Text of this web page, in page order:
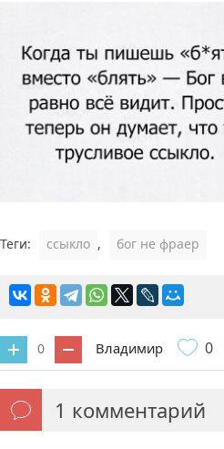
Теги: ссыкло , бог не фраер
0 Владимир 0
1 комментарий